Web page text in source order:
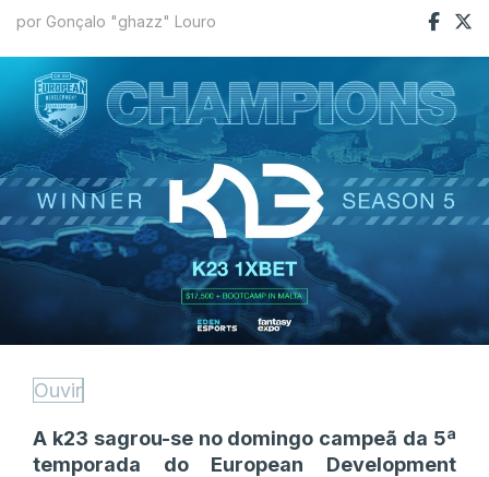
por Gonçalo "ghazz" Louro
Ouvir
A k23 sagrou-se no domingo campeã da 5ª
temporada do European Development